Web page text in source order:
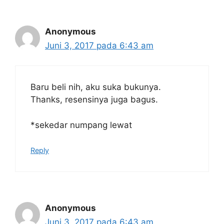
Anonymous
Juni 3, 2017 pada 6:43 am
Baru beli nih, aku suka bukunya.
Thanks, resensinya juga bagus.
*sekedar numpang lewat
Reply
Anonymous